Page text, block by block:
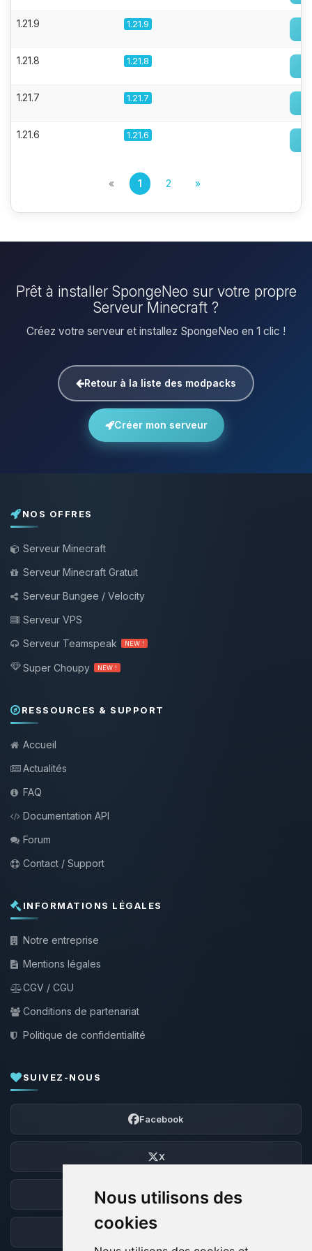
Nous utilisons des
cookies
1.21.9 1.21.9
1.21.8 1.21.8
1.21.7 1.21.7
1.21.6 1.21.6
« 1 2 »
Prêt à installer SpongeNeo sur votre propre
Serveur Minecraft ?
Créez votre serveur et installez SpongeNeo en 1 clic !
Retour à la liste des modpacks
Créer mon serveur
NOS OFFRES
Serveur Minecraft
Serveur Minecraft Gratuit
Serveur Bungee / Velocity
Serveur VPS
Serveur Teamspeak
NEW !
Super Choupy NEW !
RESSOURCES & SUPPORT
Accueil
Actualités
FAQ
Documentation API
Forum
Contact / Support
INFORMATIONS LÉGALES
Notre entreprise
Mentions légales
CGV / CGU
Conditions de partenariat
Politique de confidentialité
SUIVEZ-NOUS
Facebook
X
Discord
Forum